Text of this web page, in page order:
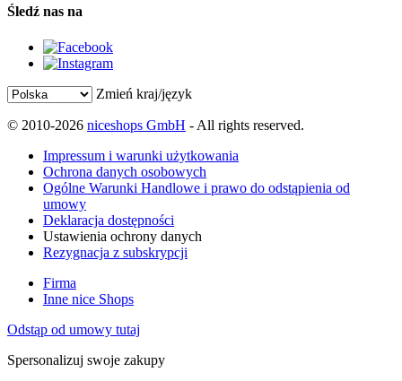
Śledź nas na
Zmień kraj/język
© 2010-2026 niceshops GmbH - All rights reserved.
Impressum i warunki użytkowania
Ochrona danych osobowych
Ogólne Warunki Handlowe i prawo do odstąpienia od
umowy
Deklaracja dostępności
Ustawienia ochrony danych
Rezygnacja z subskrypcji
Firma
Inne nice Shops
Odstąp od umowy tutaj
Spersonalizuj swoje zakupy